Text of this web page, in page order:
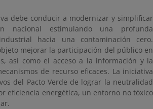
debe conducir a modernizar y simplificar
nacional estimulando una profunda
hacia una contaminación cero.
mejorar la participación del público en
así como el acceso a la información y la
de recurso eficaces. La iniciativa
del Pacto Verde de lograr la neutralidad
eficiencia energética, un entorno no tóxico